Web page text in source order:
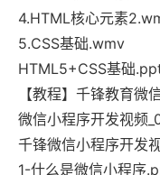
4.HTML核心元素
5.CSS基础.wmv
HTML5+CSS基础
【教程】千锋教育微
微信小程序开发视频
千锋微信小程序开发
1-什么是微信小程序